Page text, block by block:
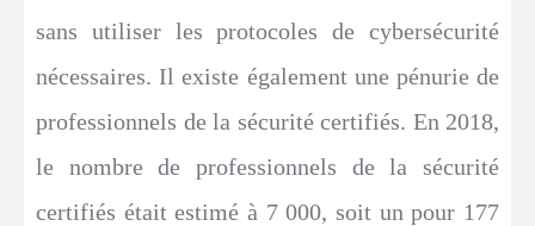
sans utiliser les protocoles de cybersécurité
nécessaires. Il existe également une pénurie de
professionnels de la sécurité certifiés. En 2018,
le nombre de professionnels de la sécurité
certifiés était estimé à 7 000, soit un pour 177